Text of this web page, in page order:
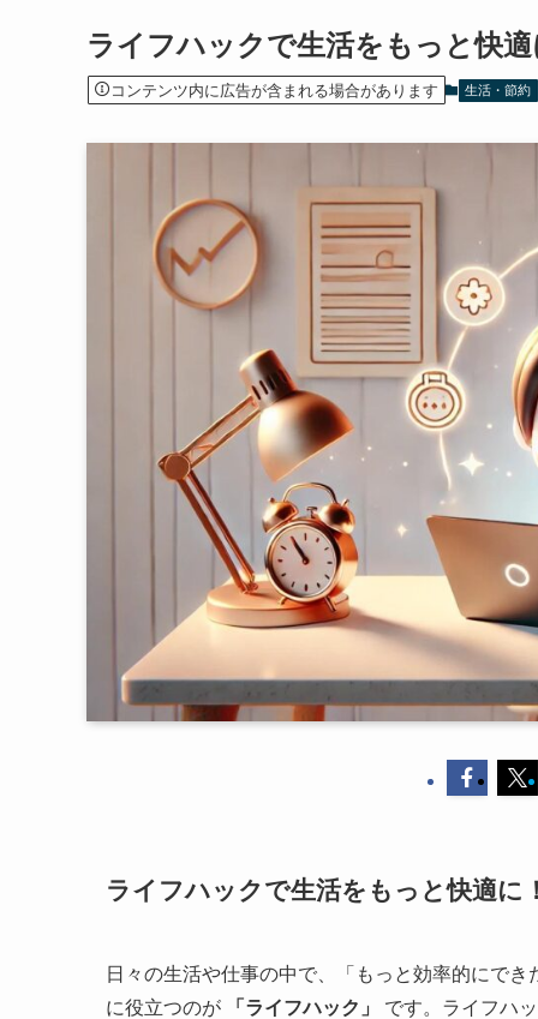
ライフハックで生活をもっと快
コンテンツ内に広告が含まれる場合があります 生活・節約
ライフハックで生活をもっと快適に
日々の生活や仕事の中で、「もっと効率的にで
に役立つのが
「ライフハック」
です。ライフハ